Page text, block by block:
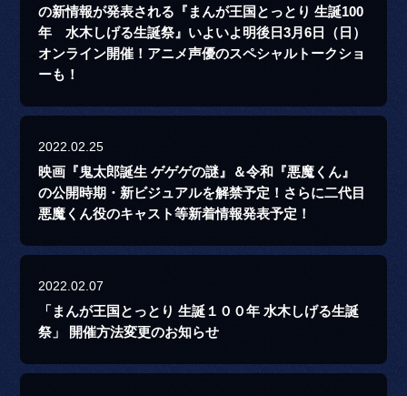
の新情報が発表される『まんが王国とっとり 生誕100
年 水木しげる生誕祭』いよいよ明後日3月6日（日）
オンライン開催！アニメ声優のスペシャルトークショ
ーも！
2022.02.25
映画『鬼太郎誕生 ゲゲゲの謎』＆令和『悪魔くん』
の公開時期・新ビジュアルを解禁予定！さらに二代目
悪魔くん役のキャスト等新着情報発表予定！
2022.02.07
「まんが王国とっとり 生誕１００年 水木しげる生誕
祭」 開催方法変更のお知らせ